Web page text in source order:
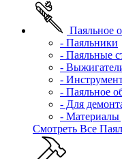
Паяльное
- Паяльники
- Паяльные
-
-
- Паяльное
- Для
- Материалы
Смотреть Все